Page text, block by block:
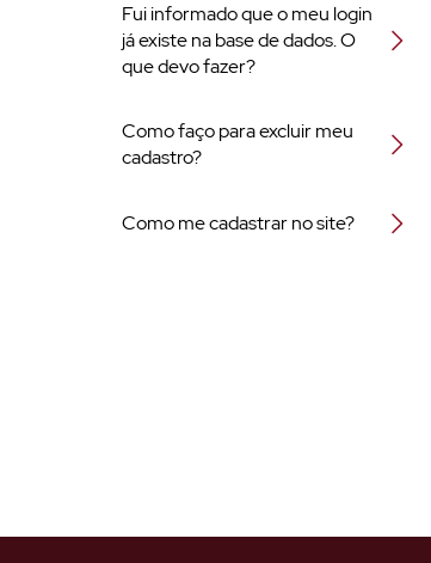
Fui informado que o meu login
já existe na base de dados. O
que devo fazer?
Como faço para excluir meu
cadastro?
Como me cadastrar no site?